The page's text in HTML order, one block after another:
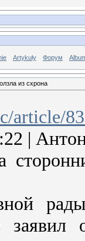
Artykuły Форум
из схрона
article/
|
заявил